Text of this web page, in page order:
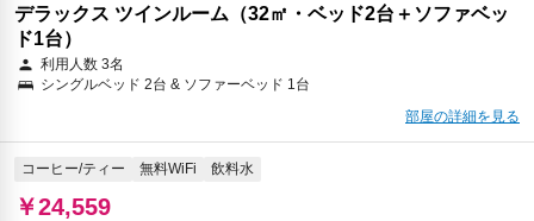
デラックス ツインルーム（32㎡・ベッド2台＋ソファベッ
ド1台）
利用人数 3名
シングルベッド 2台 & ソファーベッド 1台
部屋の詳細を見る
コーヒー/ティー 無料WiFi 飲料水
￥24,559